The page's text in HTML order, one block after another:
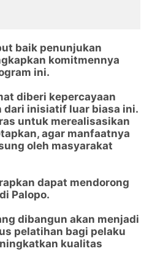
baik penunjukan
komitmennya
ini.
diberi kepercayaan
dari inisiatif luar biasa ini.
untuk merealisasikan
agar manfaatnya
oleh masyarakat
dapat mendorong
Palopo.
dibangun akan menjadi
pelatihan bagi pelaku
kualitas